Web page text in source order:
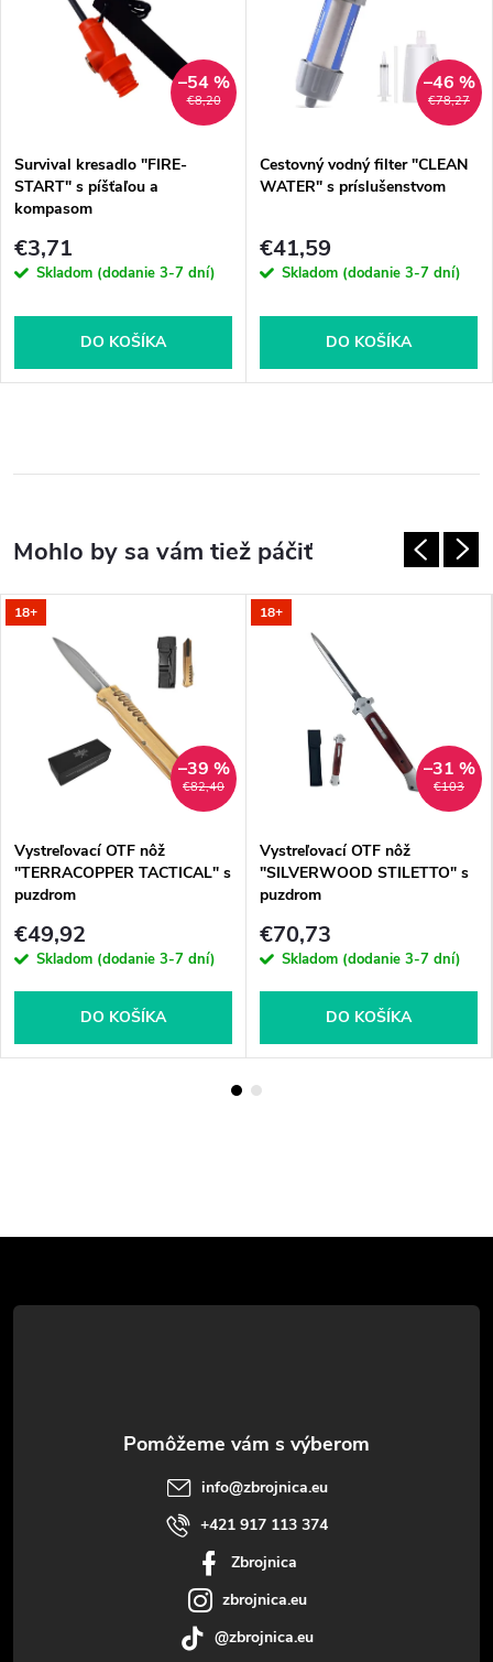
€8,20
–54 %
Survival kresadlo "FIRE-
START" s píšťaľou a
kompasom
€3,71
Skladom (dodanie 3-7 dní)
DO KOŠÍKA
€78,27
–46 %
Cestovný vodný filter "CLEAN
WATER" s príslušenstvom
€41,59
Skladom (dodanie 3-7 dní)
DO KOŠÍKA
18+
€82,40
–39 %
Vystreľovací OTF nôž
"TERRACOPPER TACTICAL" s
puzdrom
€49,92
Skladom (dodanie 3-7 dní)
DO KOŠÍKA
18+
€103
–31 %
Vystreľovací OTF nôž
"SILVERWOOD STILETTO" s
puzdrom
€70,73
Skladom (dodanie 3-7 dní)
DO KOŠÍKA
á
info@zbrojnica.eu
+421 917 113 374
Zbrojnica
zbrojnica.eu
@zbrojnica.eu